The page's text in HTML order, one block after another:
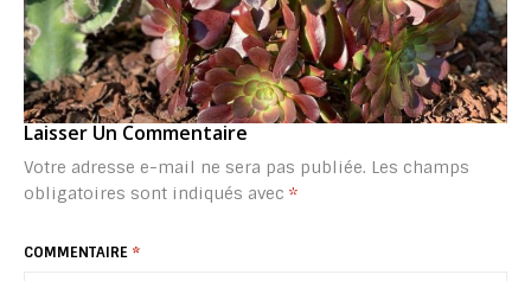
Laisser Un Commentaire
Votre adresse e-mail ne sera pas publiée. Les champs
obligatoires sont indiqués avec *
COMMENTAIRE *